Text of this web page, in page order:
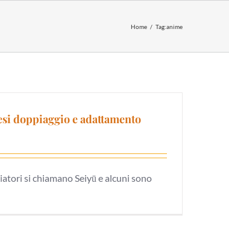
Home Tag:anime
doppiaggio e adattamento
si chiamano Seiyū e alcuni sono